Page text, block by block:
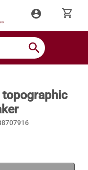
account_circle shopping_cart
search
topographic